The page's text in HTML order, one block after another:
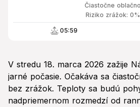
Čiastočne oblačno
Riziko zrážok: 0%
05:59
V stredu 18. marca 2026 zažije
jarné počasie. Očakáva sa
bez zrážok. Teploty sa budú
nadpriemernom rozmedzí od